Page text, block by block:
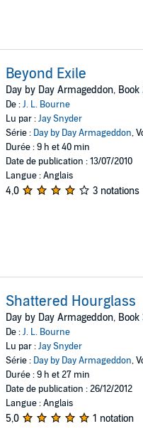
Beyond Exile
Day by Day Armageddon, Book
De :J. L. Bourne
Lu par :Jay Snyder
Série : Day by Day Armageddon,
Durée : 9 h et 40 min
Date de publication : 13/07/2010
Langue : Anglais
4,0 3 notations
Shattered Hourglass
Day by Day Armageddon, Book
De :J. L. Bourne
Lu par :Jay Snyder
Série : Day by Day Armageddon,
Durée : 9 h et 27 min
Date de publication : 26/12/2012
Langue : Anglais
5,0 1 notation